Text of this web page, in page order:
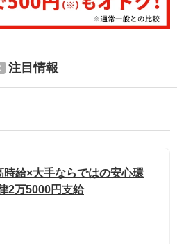
注目情報
給×大手ならではの安心環
2万5000円支給